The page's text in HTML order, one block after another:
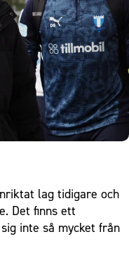
lag tidigare och
Det finns ett
inte så mycket från